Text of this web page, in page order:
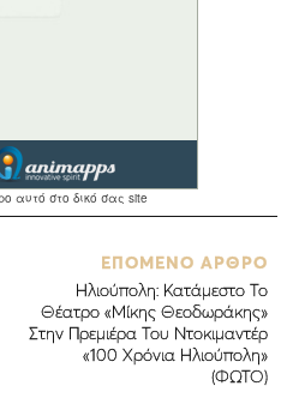
ΕΠΟΜΕΝΟ ΑΡΘΡΟ
Ηλιούπολη: Κατάμεστο Το
Θέατρο «Μίκης Θεοδωράκης»
Στην Πρεμιέρα Του Ντοκιμαντέρ
«100 Χρόνια Ηλιούπολη»
(ΦΩΤΟ)